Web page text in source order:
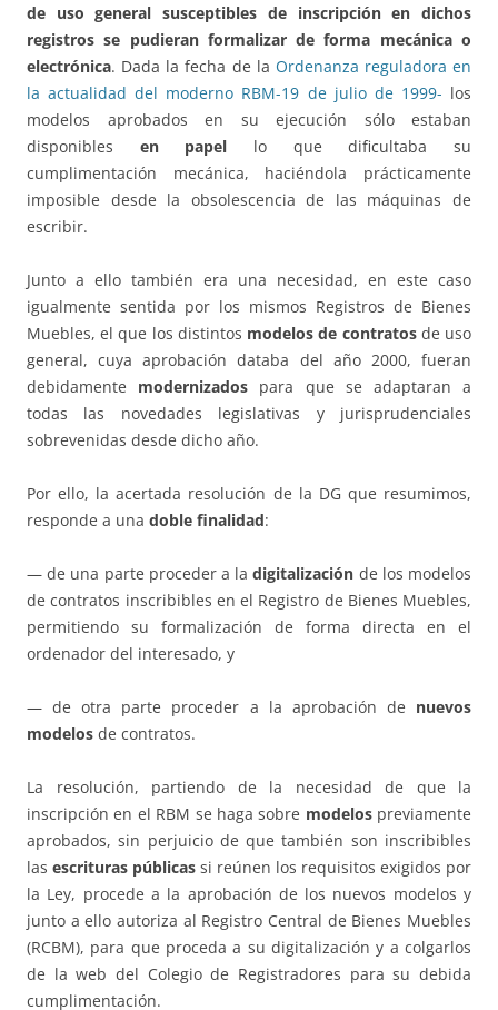
de uso general susceptibles de inscripción en dichos
registros se pudieran formalizar de forma mecánica o
electrónica. Dada la fecha de la Ordenanza reguladora en
la actualidad del moderno RBM-19 de julio de 1999- los
modelos aprobados en su ejecución sólo estaban
disponibles en papel lo que dificultaba su
cumplimentación mecánica, haciéndola prácticamente
imposible desde la obsolescencia de las máquinas de
escribir.
Junto a ello también era una necesidad, en este caso
igualmente sentida por los mismos Registros de Bienes
Muebles, el que los distintos modelos de contratosde uso
general, cuya aprobación databa del año 2000, fueran
debidamente modernizados para que se adaptaran a
todas las novedades legislativas y jurisprudenciales
sobrevenidas desde dicho año.
Por ello, la acertada resolución de la DG que resumimos,
responde a una doble finalidad:
— de una parte proceder a ladigitalización de los modelos
de contratos inscribibles en el Registro de Bienes Muebles,
permitiendo su formalización de forma directa en el
ordenador del interesado, y
— de otra parte proceder a la aprobación de nuevos
modelos de contratos.
La resolución, partiendo de la necesidad de que la
inscripción en el RBM se haga sobre modelospreviamente
aprobados, sin perjuicio de que también son inscribibles
las escrituras públicas si reúnen los requisitos exigidos por
la Ley, procede a la aprobación de los nuevos modelos y
junto a ello autoriza al Registro Central de Bienes Muebles
(RCBM), para que proceda a su digitalización y a colgarlos
de la web del Colegio de Registradores para su debida
cumplimentación.